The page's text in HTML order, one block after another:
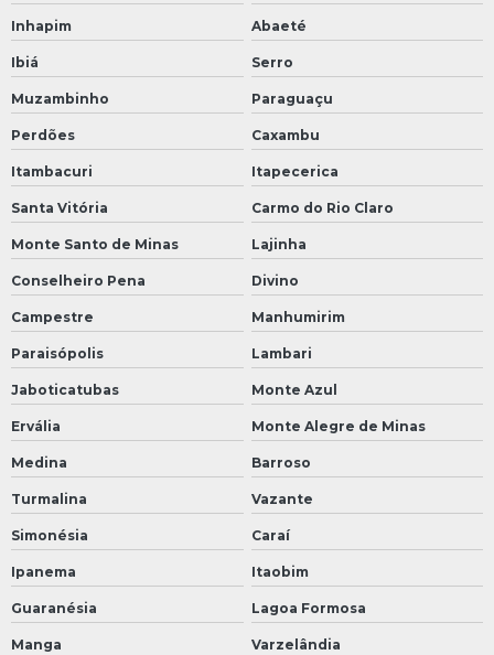
Inhapim Abaeté
Ibiá Serro
Muzambinho Paraguaçu
Perdões Caxambu
Itambacuri Itapecerica
Santa Vitória Carmo do Rio Claro
Monte Santo de Minas Lajinha
Conselheiro Pena Divino
Campestre Manhumirim
Paraisópolis Lambari
Jaboticatubas Monte Azul
Ervália Monte Alegre de Minas
Medina Barroso
Turmalina Vazante
Simonésia Caraí
Ipanema Itaobim
Guaranésia Lagoa Formosa
Manga Varzelândia